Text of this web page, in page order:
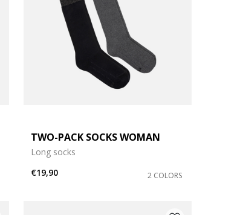
TWO-PACK SOCKS WOMAN
Long socks
€19,90
2 COLORS